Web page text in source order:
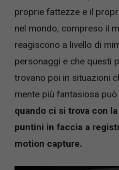
proprie fattezze e il
nel mondo, compreso il
reagiscono a livello di
personaggi e che questi
trovano poi in situazioni
mente più fantasiosa
quando ci si trova con
puntini in faccia a
motion capture.